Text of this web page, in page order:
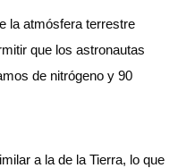
la atmósfera terrestre
que los astronautas
de nitrógeno y 90
a la de la Tierra, lo que